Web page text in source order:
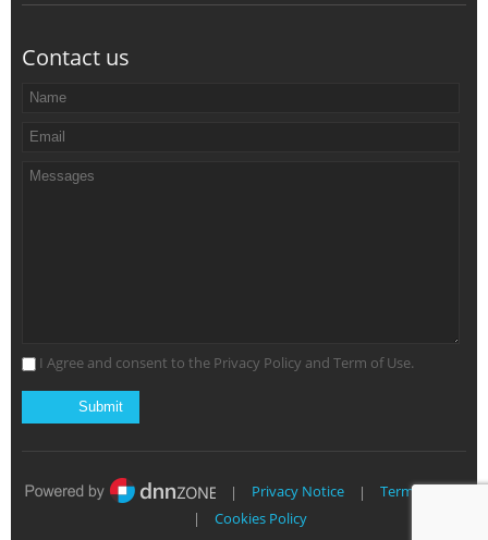
Contact us
I Agree and consent to the Privacy Policy and Term of Use.
| Privacy Notice |
Terms of Use
|
Cookies Policy